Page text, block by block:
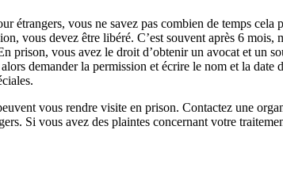
étrangers, vous ne savez pas combien de temps cela
vous devez être libéré. C’est souvent après 6 mois,
vous avez le droit d’obtenir un avocat et un
demander la permission et écrire le nom et la date
vous rendre visite en prison. Contactez une
Si vous avez des plaintes concernant votre